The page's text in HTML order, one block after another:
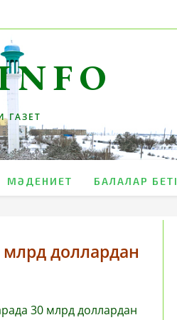
ГАЗЕТ
МӘДЕНИЕТ БАЛАЛАР БЕТІ
доллардан
30 млрд доллардан